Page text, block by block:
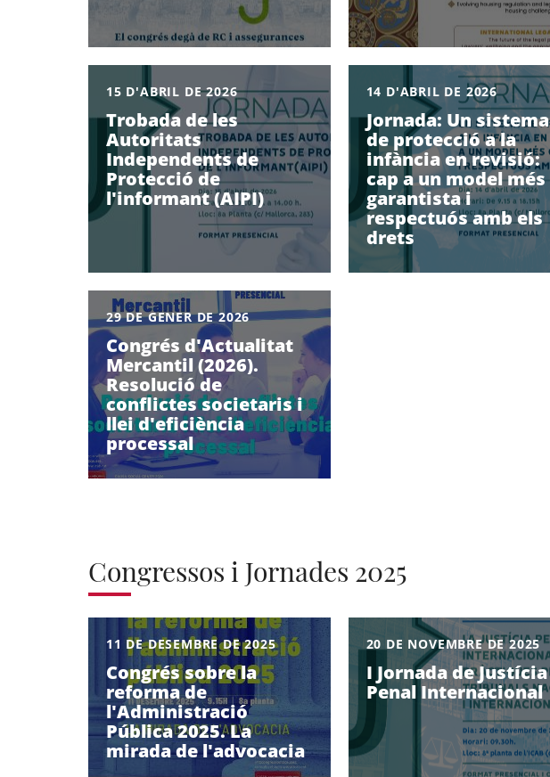
15 D'ABRIL DE 2026
Trobada de les
Autoritats
Independents de
Protecció de
l'informant (AIPI)
14 D'ABRIL DE 2026
Jornada: Un sistema
de protecció a la
infància en revisió:
cap a un model més
garantista i
respectuós amb els
drets
29 DE GENER DE 2026
Congrés d'Actualitat
Mercantil (2026).
Resolució de
conflictes societaris i
llei d'eficiència
processal
Congressos i Jornades 2025
11 DE DESEMBRE DE 2025
Congrés sobre la
reforma de
l'Administració
Pública 2025. La
mirada de l'advocacia
20 DE NOVEMBRE DE 2025
I Jornada de Justícia
Penal Internacional